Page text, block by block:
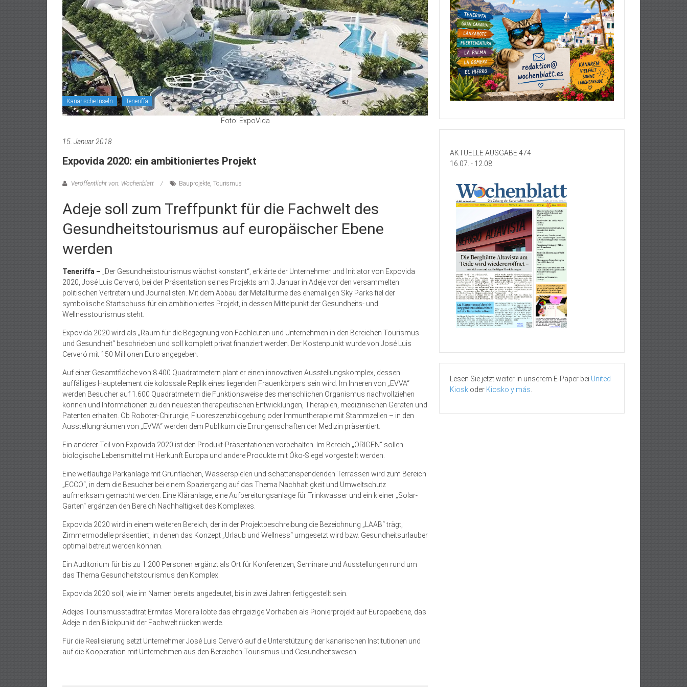
Kanarische Inseln Teneriffa
Foto: ExpoVida
15. Januar 2018
Expovida 2020: ein ambitioniertes Projekt
Veröffentlicht von: Wochenblatt Bauprojekte, Tourismus
Adeje soll zum Treffpunkt für die Fachwelt des
Gesundheitstourismus auf europäischer Ebene
werden
Teneriffa – „Der Gesundheitstourismus wächst konstant“, erklärte der Unternehmer und Initiator von Expovida
2020, José Luis Cerveró, bei der Präsentation seines Projekts am 3. Januar in Adeje vor den versammelten
politischen Vertretern und Journalisten. Mit dem Abbau der Metalltürme des ehemaligen Sky Parks fiel der
symbolische Startschuss für ein ambitioniertes Projekt, in dessen Mittelpunkt der Gesundheits- und
Wellnesstourismus steht.
Expovida 2020 wird als „Raum für die Begegnung von Fachleuten und Unternehmen in den Bereichen Tourismus
und Gesundheit“ beschrieben und soll komplett privat finanziert werden. Der Kostenpunkt wurde von José Luis
Cerveró mit 150 Millionen Euro angegeben.
Auf einer Gesamtfläche von 8.400 Quadratmetern plant er einen innovativen Ausstellungskomplex, dessen
auffälliges Hauptelement die kolossale Replik eines liegenden Frauenkörpers sein wird. Im Inneren von „EVVA“
werden Besucher auf 1.600 Quadratmetern die Funktionsweise des menschlichen Organismus nachvollziehen
können und Informationen zu den neuesten therapeutischen Entwicklungen, Therapien, medizinischen Geräten und
Patenten erhalten. Ob Roboter-Chirurgie, Fluoreszenzbildgebung oder Immuntherapie mit Stammzellen – in den
Ausstellungräumen von „EVVA“ werden dem Publikum die Errungenschaften der Medizin präsentiert.
Ein anderer Teil von Expovida 2020 ist den Produkt-Präsentationen vorbehalten. Im Bereich „ORIGEN“ sollen
biologische Lebensmittel mit Herkunft Europa und andere Produkte mit Öko-Siegel vorgestellt werden.
Eine weitläufige Parkanlage mit Grünflächen, Wasserspielen und schattenspendenden Terrassen wird zum Bereich
„ECCO“, in dem die Besucher bei einem Spaziergang auf das Thema Nachhaltigkeit und Umweltschutz
aufmerksam gemacht werden. Eine Kläranlage, eine Aufbereitungsanlage für Trinkwasser und ein kleiner „Solar-
Garten“ ergänzen den Bereich Nachhaltigkeit des Komplexes.
Expovida 2020 wird in einem weiteren Bereich, der in der Projektbeschreibung die Bezeichnung „LAAB“ trägt,
Zimmermodelle präsentiert, in denen das Konzept „Urlaub und Wellness“ umgesetzt wird bzw. Gesundheitsurlauber
optimal betreut werden können.
Ein Auditorium für bis zu 1.200 Personen ergänzt als Ort für Konferenzen, Seminare und Ausstellungen rund um
das Thema Gesundheitstourismus den Komplex.
Expovida 2020 soll, wie im Namen bereits angedeutet, bis in zwei Jahren fertiggestellt sein.
Adejes Tourismusstadtrat Ermitas Moreira lobte das ehrgeizige Vorhaben als Pionierprojekt auf Europaebene, das
Adeje in den Blickpunkt der Fachwelt rücken werde.
Für die Realisierung setzt Unternehmer José Luis Cerveró auf die Unterstützung der kanarischen Institutionen und
auf die Kooperation mit Unternehmen aus den Bereichen Tourismus und Gesundheitswesen.
AKTUELLE AUSGABE 474
16.07. - 12.08.
Lesen Sie jetzt weiter in unserem E-Paper bei United
Kiosk oder Kiosko y más